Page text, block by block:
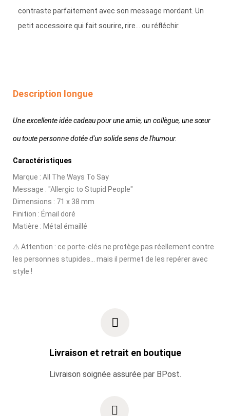
contraste parfaitement avec son message mordant. Un
petit accessoire qui fait sourire, rire... ou réfléchir.
Description longue
Une excellente idée cadeau pour une amie, un collègue, une sœur
ou toute personne dotée d'un solide sens de l'humour.
Caractéristiques
Marque : All The Ways To Say
Message : "Allergic to Stupid People"
Dimensions : 71 x 38 mm
Finition : Émail doré
Matière : Métal émaillé
⚠️ Attention : ce porte-clés ne protège pas réellement contre
les personnes stupides... mais il permet de les repérer avec
style !
Livraison et retrait en boutique
Livraison soignée assurée par BPost.